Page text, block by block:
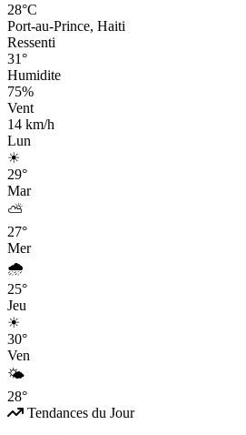
28°C
Port-au-Prince, Haiti
Ressenti
31°
Humidite
75%
Vent
14 km/h
Lun
☀
29°
Mar
⛅
27°
Mer
🌧
25°
Jeu
☀
30°
Ven
🌤
28°
Tendances du Jour